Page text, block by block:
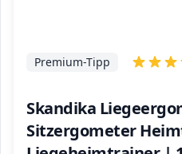
Skandika
Sitzergometer
Premium-Tipp